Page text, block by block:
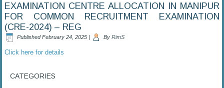
EXAMINATION CENTRE ALLOCATION IN MANIPUR
FOR COMMON RECRUITMENT EXAMINATION
(CRE-2024) – REG
Published February 24, 2025 | By RimS
Click here for details
CATEGORIES